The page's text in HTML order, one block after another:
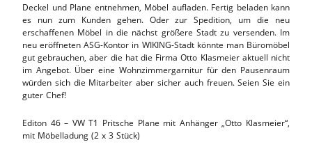
Deckel und Plane entnehmen, Möbel aufladen. Fertig beladen kann
es nun zum Kunden gehen. Oder zur Spedition, um die neu
erschaffenen Möbel in die nächst größere Stadt zu versenden. Im
neu eröffneten ASG-Kontor in WIKING-Stadt könnte man Büromöbel
gut gebrauchen, aber die hat die Firma Otto Klasmeier aktuell nicht
im Angebot. Über eine Wohnzimmergarnitur für den Pausenraum
würden sich die Mitarbeiter aber sicher auch freuen. Seien Sie ein
guter Chef!
Editon 46 – VW T1 Pritsche Plane mit Anhänger „Otto Klasmeier“,
mit Möbelladung (2 x 3 Stück)